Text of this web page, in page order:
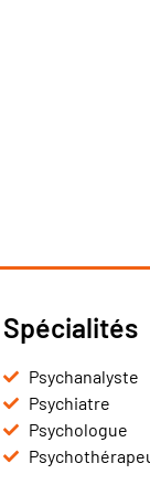
Spécialités
Psychanalyste
Psychiatre
Psychologue